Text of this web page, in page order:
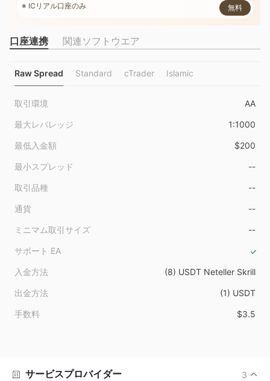
※ ICリアル口座のみ
無料
口座連携 関連ソフトウエア
Raw Spread Standard cTrader Islamic
取引環境 AA
最大レバレッジ 1:1000
最低入金額 $200
最小スプレッド --
取引品種 --
通貨 --
ミニマム取引サイズ --
サポート EA
入金方法 (8) USDT Neteller Skrill
出金方法 (1) USDT
手数料 $3.5
サービスプロバイダー 3